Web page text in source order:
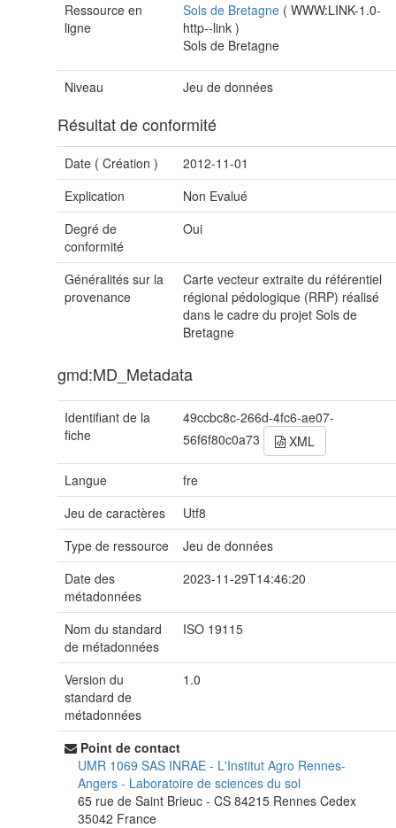
Ressource en
ligne
Sols de Bretagne (WWW:LINK-1.0-
http--link)
Sols de Bretagne
Niveau Jeu de données
Résultat de conformité
Date ( Création )
2012-11-01
Explication
Non Evalué
Degré de
conformité
Oui
Généralités sur la
provenance
Carte vecteur extraite du référentiel
régional pédologique (RRP) réalisé
dans le cadre du projet Sols de
Bretagne
gmd:MD_Metadata
Identifiant de la
fiche
49ccbc8c-266d-4fc6-ae07-
56f6f80c0a73
XML
Langue
fre
Jeu de caractères
Utf8
Type de ressource
Jeu de données
Date des
métadonnées
2023-11-29T14:46:20
Nom du standard
de métadonnées
ISO 19115
Version du
standard de
métadonnées
1.0
Point de contact
UMR 1069 SAS INRAE - L'Institut Agro Rennes-
Angers - Laboratoire de sciences du sol
65 rue de Saint Brieuc - CS 84215 Rennes Cedex
35042 France